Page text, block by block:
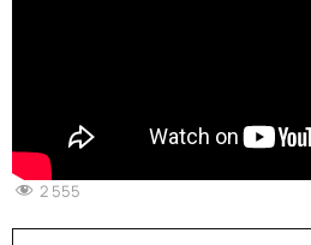
2 555